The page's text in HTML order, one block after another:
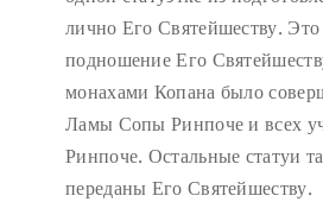
лично Его Святейшеству. Это
подношение Его
монахами Копана было
Ламы Сопы Ринпоче и всех
Ринпоче. Остальные статуи
переданы Его Святейшеству.